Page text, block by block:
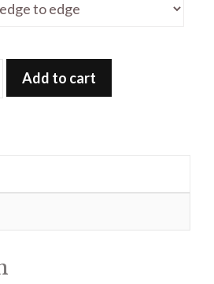
Folie
Add to cart